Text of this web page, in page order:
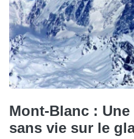
Mont-Blanc :
sans vie sur le